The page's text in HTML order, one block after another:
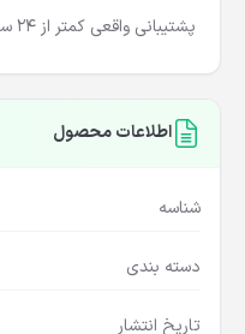
پشتیبانی واقعی کمتر از 24 ساعت بهره مند خواهید شد.
اطلاعات محصول
شناسه
دسته بندی
تاریخ انتشار